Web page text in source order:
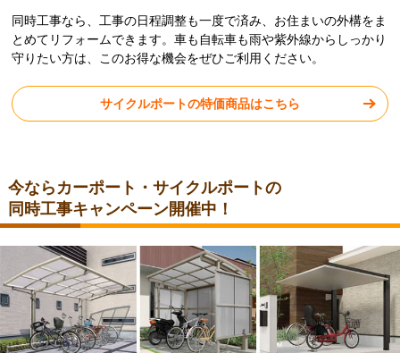
同時工事なら、工事の日程調整も一度で済み、お住まいの外構をま
とめてリフォームできます。車も自転車も雨や紫外線からしっかり
守りたい方は、このお得な機会をぜひご利用ください。
サイクルポートの特価商品はこちら
今ならカーポート・サイクルポートの
同時工事キャンペーン開催中！